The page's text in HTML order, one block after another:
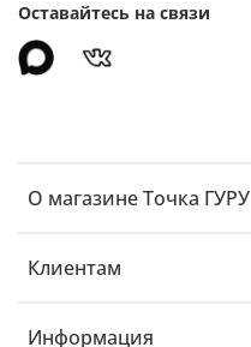
О магазине Точка ГУРУ
Клиентам
Информация
Оставайтесь на связи